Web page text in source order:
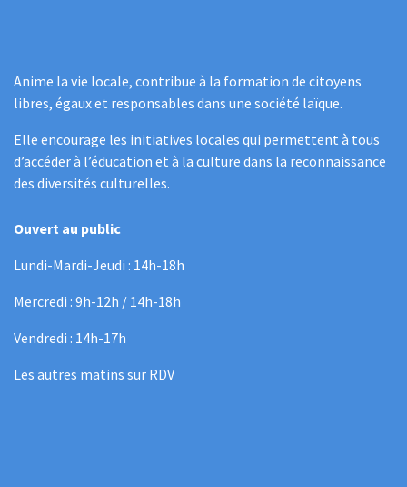
Anime la vie locale, contribue à la formation de citoyens
libres, égaux et responsables dans une société laïque.
Elle encourage les initiatives locales qui permettent à tous
d’accéder à l’éducation et à la culture dans la reconnaissance
des diversités culturelles.
Ouvert au public
Lundi-Mardi-Jeudi : 14h-18h
Mercredi : 9h-12h / 14h-18h
Vendredi : 14h-17h
Les autres matins sur RDV